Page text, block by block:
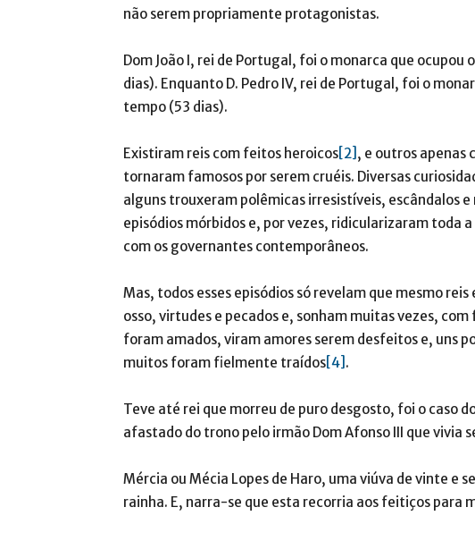
não serem propriamente protagonistas.
Dom João I, rei de Portugal, foi o monarca que
dias). Enquanto D. Pedro IV, rei de Portugal, foi o
tempo (53 dias).
Existiram reis com feitos heroicos[2] , e outros apenas
tornaram famosos por serem cruéis. Diversas
alguns trouxeram polêmicas irresistíveis, escândalos
episódios mórbidos e, por vezes, ridicularizaram toda
com os governantes contemporâneos.
Mas, todos esses episódios só revelam que mesmo
osso, virtudes e pecados e, sonham muitas vezes,
foram amados, viram amores serem desfeitos e, uns
muitos foram fielmente traídos[4] .
Teve até rei que morreu de puro desgosto, foi o caso
afastado do trono pelo irmão Dom Afonso III que vivia
Mércia ou Mécia Lopes de Haro, uma viúva de vinte e
rainha. E, narra-se que esta recorria aos feitiços para